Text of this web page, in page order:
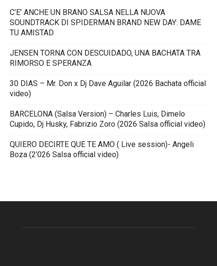
C’E’ ANCHE UN BRANO SALSA NELLA NUOVA
SOUNDTRACK DI SPIDERMAN BRAND NEW DAY: DAME
TU AMISTAD
JENSEN TORNA CON DESCUIDADO, UNA BACHATA TRA
RIMORSO E SPERANZA
30 DIAS – Mr. Don x Dj Dave Aguilar (2026 Bachata official
video)
BARCELONA (Salsa Version) – Charles Luis, Dimelo
Cupido, Dj Husky, Fabrizio Zoro (2026 Salsa official video)
QUIERO DECIRTE QUE TE AMO ( Live session)- Angeli
Boza (2’026 Salsa official video)